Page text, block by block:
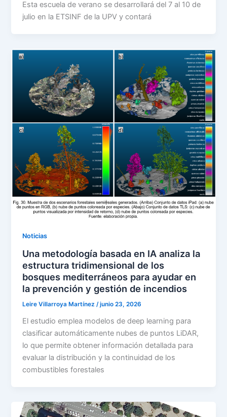
Esta escuela de verano se desarrollará del 7 al 10 de
julio en la ETSINF de la UPV y contará
Noticias
Una metodología basada en IA analiza la
estructura tridimensional de los
bosques mediterráneos para ayudar en
la prevención y gestión de incendios
Leire Villarroya Martínez /junio 23, 2026
El estudio emplea modelos de deep learning para
clasificar automáticamente nubes de puntos LiDAR,
lo que permite obtener información detallada para
evaluar la distribución y la continuidad de los
combustibles forestales